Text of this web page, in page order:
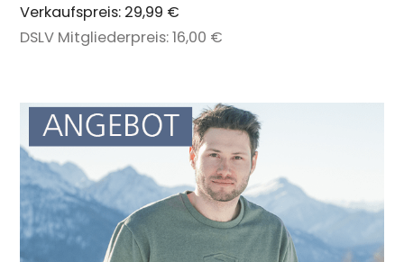
Verkaufspreis: 29,99 €
DSLV Mitgliederpreis:16,00 €